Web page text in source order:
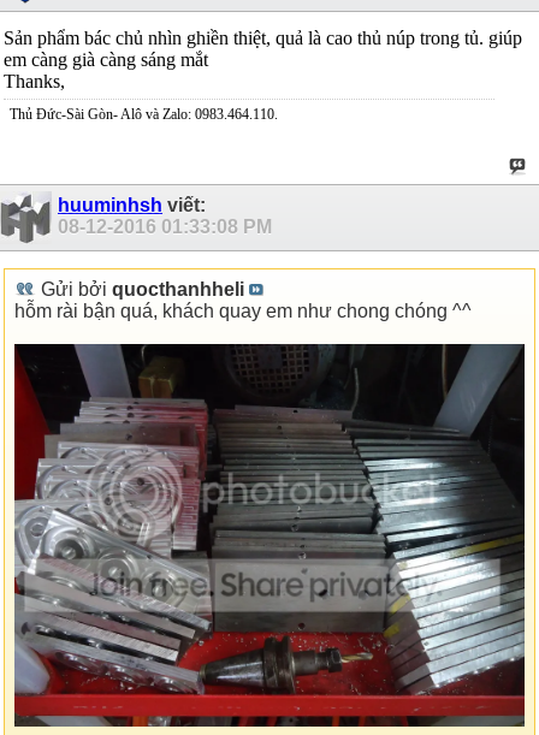
Sản phẩm bác chủ nhìn ghiền thiệt, quả là cao thủ núp trong tủ. giúp
em càng già càng sáng mắt
Thanks,
Thủ Đức-Sài Gòn- Alô và Zalo: 0983.464.110.
huuminhsh viết:
08-12-2016 01:33:08 PM
Gửi bởi quocthanhheli
hỗm rài bận quá, khách quay em như chong chóng ^^